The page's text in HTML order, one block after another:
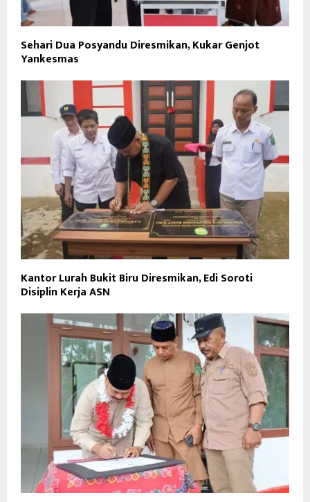
Sehari Dua Posyandu Diresmikan, Kukar Genjot
Yankesmas
Kantor Lurah Bukit Biru Diresmikan, Edi Soroti
Disiplin Kerja ASN